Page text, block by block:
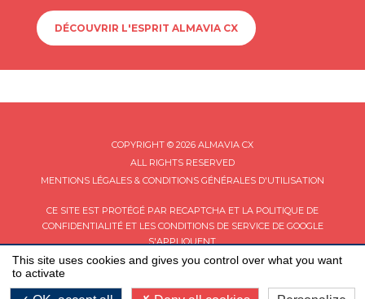
DÉCOUVRIR L'ESPRIT ALMAVIA CX
COPYRIGHT © 2026 ALMAVIA CX
ALL RIGHTS RESERVED
MENTIONS LÉGALES & CONDITIONS GÉNÉRALES D'UTILISATION
CE SITE EST PROTÉGÉ PAR RECAPTCHA ET LA POLITIQUE DE
CONFIDENTIALITÉET LES CONDITIONS DE SERVICEDE GOOGLE
S'APPLIQUENT.
This site uses cookies and gives you control over what you want
to activate